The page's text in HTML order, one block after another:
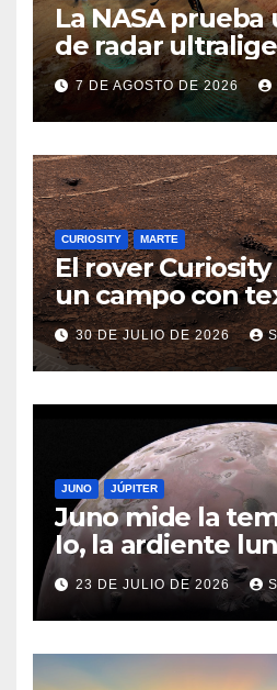
La NASA
de radar
helicópteros
7 DE AGOSTO DE 2026
CURIOSITY MARTE
El rover
un campo con
panal
30 DE JULIO DE 2026
JUNO JÚPITER
Juno mide la
Io, la ardiente
23 DE JULIO DE 2026